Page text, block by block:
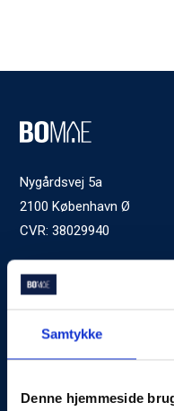
Samtykke
Denne hjemmeside
Nygårdsvej 5a
2100 København Ø
CVR: 38029940
Ved generelle
Tlf.72600400 , mandag